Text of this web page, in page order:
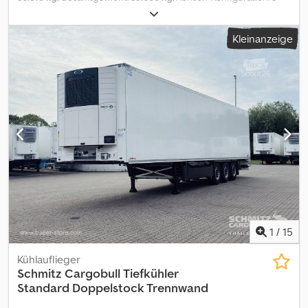
13.403 mm
Laderaumhöhe:2.650 mm, Laderaumvolumen:88 m³, Federung:
, Ausstattung:ABS,
Laderaum (L B H): 13.403 mm x 2.490 mm x 2.650 mmReifengröße:
385/65 R22.5, Laderaum Volumen: 88 m³, 1. Achse: , 2. Achse: , 3.
Achse: , Luftfederung, Unterfahrschutz, Liftachse vorne,
Palettenkasten, Elektronisches Bremssystem EBS, Ersatzradhalter
(2x), Fahrgestell gebolzt, Portaltüren, ISO-
Trennwandvorbereitung, Temperaturschreiber, Doppelstock
EURO Palette mit Balken, Anschlußstecker 1x15 und 2x7 polig,
Antispray, Telematiksystem, Dynamic ramp protection (DRP),
Multifunktionsboden, Unser gesamtes Fahrzeugangebot finden
Sie unter . Finanzierung gewünscht? Mit unseren Value Added
Service bieten wir Ihnen individuelle Finanzierungsmöglichkeiten,
Full Service-und Telematik-Dienstleistungen. Wir beraten Sie
gerne. Chjdjzpb Ifepfx Ahtsa
Kleinanzeige
1 / 15
Kühlauflieger
Schmitz CargobullTiefkühler
Standard Doppelstock Trennwand